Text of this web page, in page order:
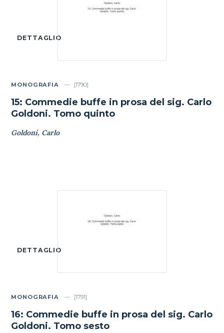
DETTAGLIO
MONOGRAFIA [1790]
15: Commedie buffe in prosa del sig. Carlo
Goldoni. Tomo quinto
Goldoni, Carlo
DETTAGLIO
MONOGRAFIA [1791]
16: Commedie buffe in prosa del sig. Carlo
Goldoni. Tomo sesto